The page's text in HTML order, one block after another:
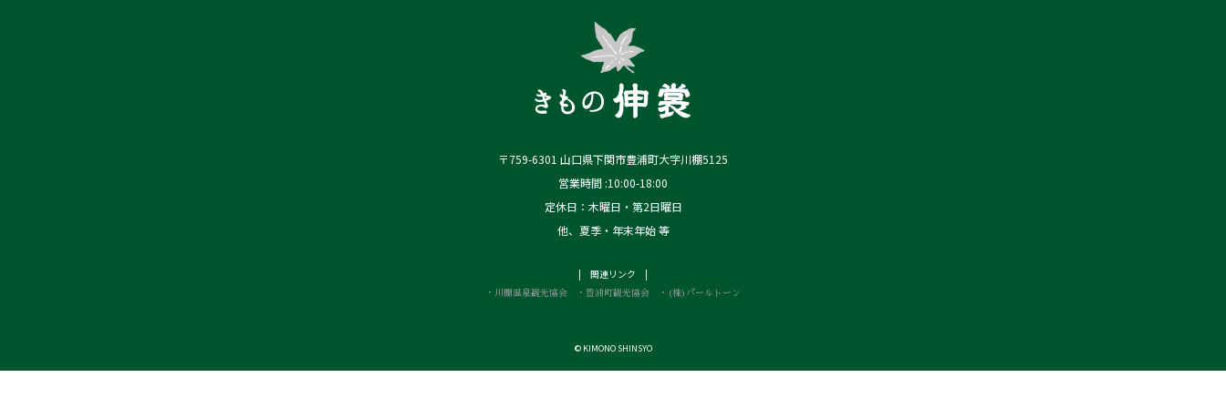
〒759-6301 山口県下関市豊浦町大字川棚5125
営業時間 :10:00-18:00
定休日：木曜日・第2日曜日
他、夏季・年末年始 等
| 関連リンク |
・川棚温泉観光協会 ・豊浦町観光協会 ・(株)パールトーン
© KIMONO SHINSYO